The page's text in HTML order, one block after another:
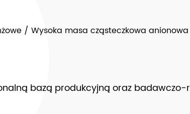
/ Wysoka masa cząsteczkowa
bazą produkcyjną oraz